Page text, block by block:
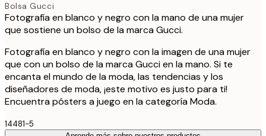
Bolsa Gucci
Fotografía en blanco y negro con la mano de una mujer
que sostiene un bolso de la marca Gucci.
Fotografía en blanco y negro con la imagen de una mujer
que con un bolso de la marca Gucci en la mano. Si te
encanta el mundo de la moda, las tendencias y los
diseñadores de moda, ¡este motivo es justo para ti!
Encuentra pósters a juego en la categoría Moda.
14481-5